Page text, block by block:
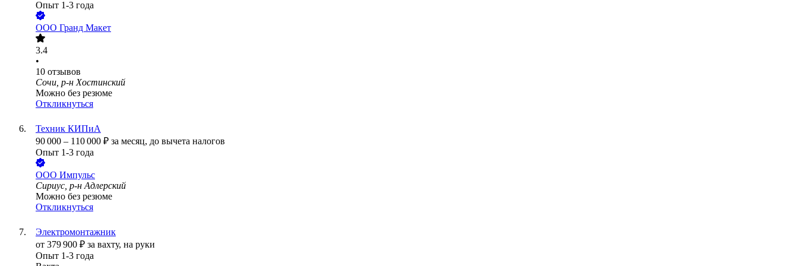
Опыт 1-3 года
ООО Гранд Макет
3.4
•
10 отзывов
Сочи, р-н Хостинский
Можно без резюме
Откликнуться
Техник КИПиА
90 000 – 110 000 ₽ за месяц, до вычета налогов
Опыт 1-3 года
ООО Импульс
Сириус, р-н Адлерский
Можно без резюме
Откликнуться
Электромонтажник
от 379 900 ₽ за вахту, на руки
Опыт 1-3 года